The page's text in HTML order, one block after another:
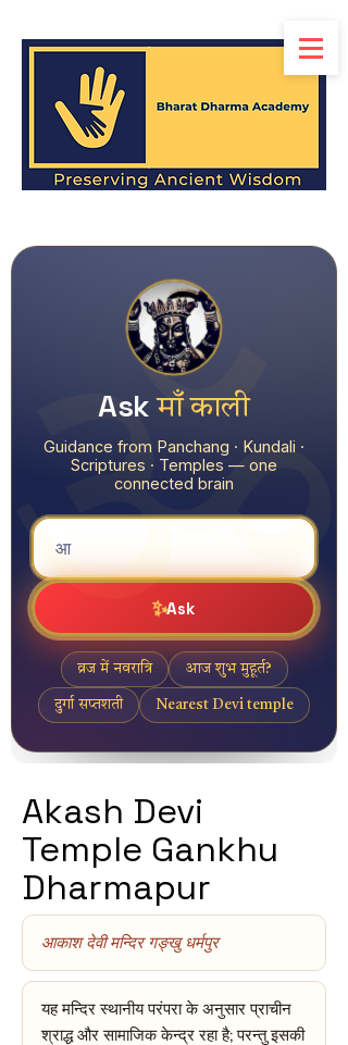
Akash Devi
Temple Gankhu
Dharmapur
आकाश देवी मन्दिर गङ्खु धर्मपुर
यह मन्दिर स्थानीय परंपरा के अनुसार प्राचीन
श्राद्ध और सामाजिक केन्द्र रहा है; परन्तु इसकी